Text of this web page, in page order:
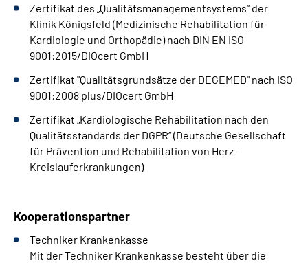
Zertifikat des „Qualitätsmanagementsystems“ der
Klinik Königsfeld (Medizinische Rehabilitation für
Kardiologie und Orthopädie) nach DIN EN ISO
9001:2015/DIOcert GmbH
Zertifikat "Qualitätsgrundsätze der DEGEMED" nach ISO
9001:2008 plus/DIOcert GmbH
Zertifikat „Kardiologische Rehabilitation nach den
Qualitätsstandards der DGPR“ (Deutsche Gesellschaft
für Prävention und Rehabilitation von Herz-
Kreislauferkrankungen)
Kooperationspartner
Techniker Krankenkasse
Mit der Techniker Krankenkasse besteht über die